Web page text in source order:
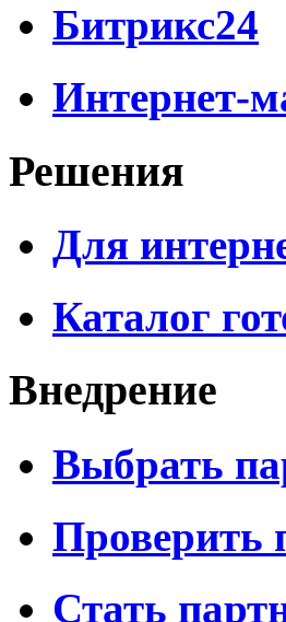
Битрикс24
Интернет-
Решения
Для
Каталог
Внедрение
Выбрать
Проверить
Стать